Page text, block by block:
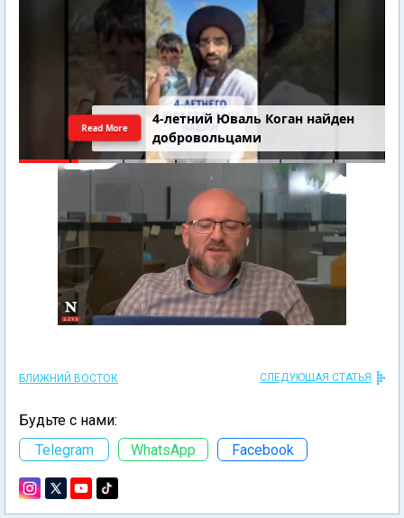
4-летний Юваль Коган найден
добровольцами
Read More
БЛИЖНИЙ ВОСТОК СЛЕДУЮЩАЯ СТАТЬЯ
Будьте с нами:
Telegram
WhatsApp Facebook